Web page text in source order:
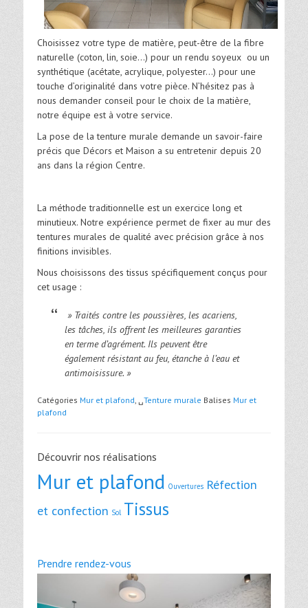
Choisissez votre type de matière, peut-être de la fibre
naturelle (coton, lin, soie…) pour un rendu soyeux ou un
synthétique (acétate, acrylique, polyester…) pour une
touche d’originalité dans votre pièce. N’hésitez pas à
nous demander conseil pour le choix de la matière,
notre équipe est à votre service.
La pose de la tenture murale demande un savoir-faire
précis que Décors et Maison a su entretenir depuis 20
ans dans la région Centre.
La méthode traditionnelle est un exercice long et
minutieux. Notre expérience permet de fixer au mur des
tentures murales de qualité avec précision grâce à nos
finitions invisibles.
Nous choisissons des tissus spécifiquement conçus pour
cet usage :
» Traités contre les poussières, les acariens,
les tâches, ils offrent les meilleures garanties
en terme d’agrément. Ils peuvent être
également résistant au feu, étanche à l’eau et
antimoisissure. »
Catégories Mur et plafond, ␣Tenture murale Balises Mur et
plafond
Découvrir nos réalisations
Mur et plafond Ouvertures Réfection
et confection Sol Tissus
Prendre rendez-vous